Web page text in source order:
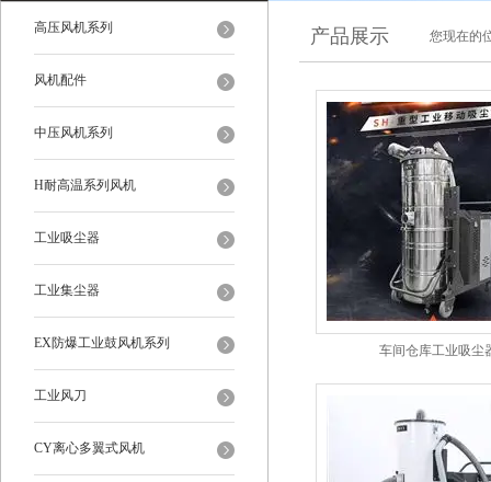
高压风机系列
风机配件
中压风机系列
H耐高温系列风机
工业吸尘器
工业集尘器
EX防爆工业鼓风机系列
工业风刀
CY离心多翼式风机
产品展示 您现在的
车间仓库工业吸尘